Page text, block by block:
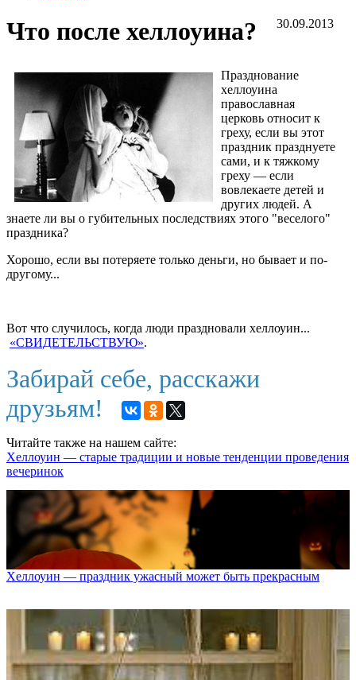
30.09.2013
Что после хеллоуина?
Празднование
хеллоуина
православная
церковь относит к
греху, если вы этот
праздник празднуете
сами, и к тяжкому
греху — если
вовлекаете детей и
других людей. А
знаете ли вы о губительных последствиях этого "веселого"
праздника?
Хорошо, если вы потеряете только деньги, но бывает и по-
другому...
Вот что случилось, когда люди праздновали хеллоуин...
«СВИДЕТЕЛЬСТВУЮ».
Забирай себе, расскажи
друзьям!
Читайте также на нашем сайте:
Хеллоуин — старые традиции и новые тенденции проведения
вечеринок
Хеллоуин — праздник ужасный может быть прекрасным